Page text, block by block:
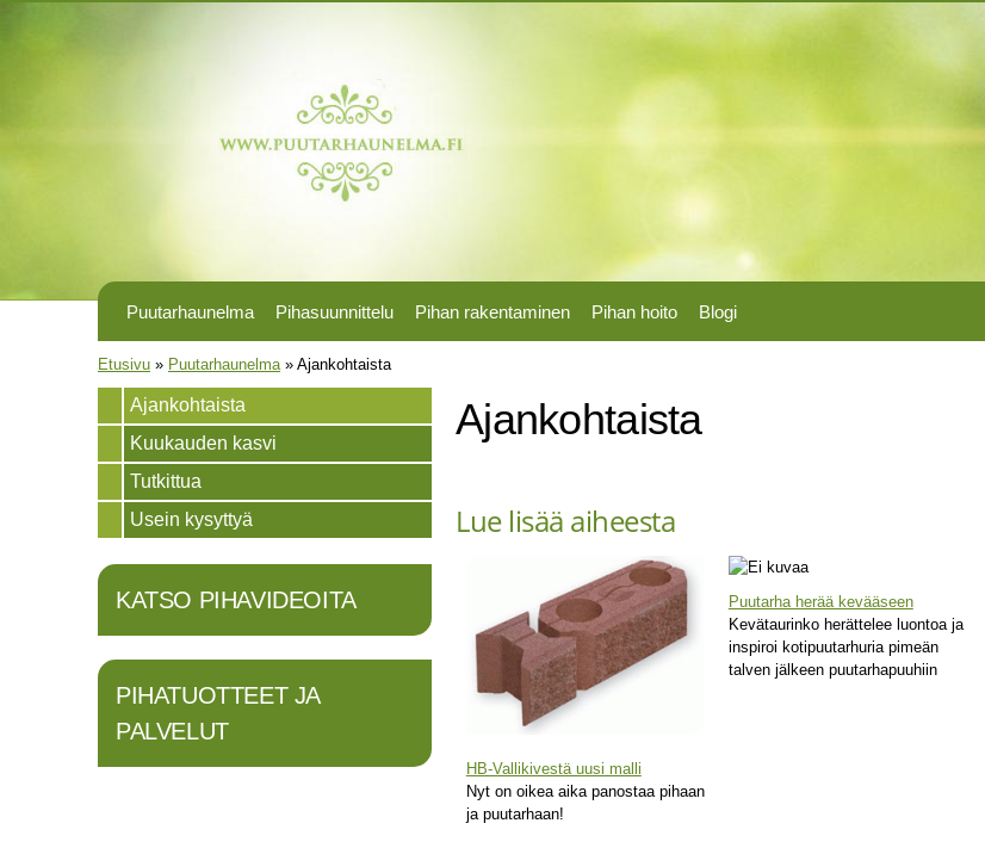
Puutarhaunelma Pihasuunnittelu Pihan rakentaminen Pihan hoito Blogi
Olet täällä
Etusivu » Puutarhaunelma » Ajankohtaista
Ajankohtaista
Kuukauden kasvi
Tutkittua
Usein kysyttyä
KATSO PIHAVIDEOITA
PIHATUOTTEET JA
PALVELUT
Ajankohtaista
Lue lisää aiheesta
HB-Vallikivestä uusi malli
Nyt on oikea aika panostaa pihaan
ja puutarhaan!
Puutarha herää kevääseen
Kevätaurinko herättelee luontoa ja
inspiroi kotipuutarhuria pimeän
talven jälkeen puutarhapuuhiin